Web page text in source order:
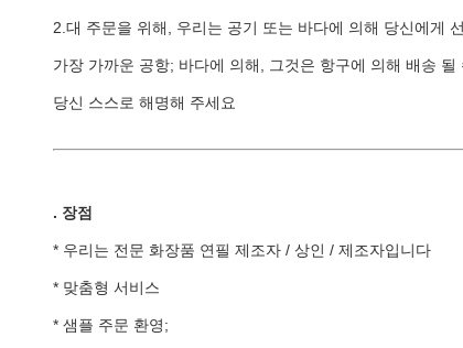
2.대 주문을 위해, 우리는 공기 또는 바다에 의해 당신에게
가장 가까운 공항; 바다에 의해, 그것은 항구에 의해 배송 될
당신 스스로 해명해 주세요
. 장점
* 우리는 전문 화장품 연필 제조자 / 상인 / 제조자입니다
* 맞춤형 서비스
* 샘플 주문 환영;